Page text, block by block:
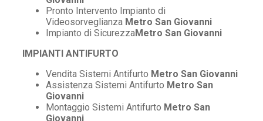
Pronto Intervento Impianto di
Videosorveglianza Metro San Giovanni
Impianto di SicurezzaMetro San Giovanni
IMPIANTI ANTIFURTO
Vendita Sistemi Antifurto Metro San Giovanni
Assistenza Sistemi Antifurto Metro San
Giovanni
Montaggio Sistemi Antifurto Metro San
Giovanni